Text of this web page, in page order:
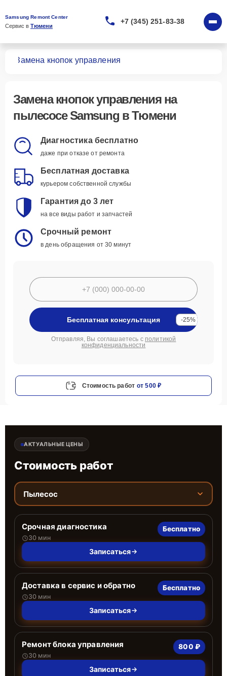
Samsung Remont Center
Сервис в Тюмени
+7 (345) 251-83-38
Замена кнопок управления
Замена кнопок управленияна
пылесосе Samsung в Тюмени
Диагностика бесплатно
даже при отказе от ремонта
Бесплатная доставка
курьером собственной службы
Гарантия до 3 лет
на все виды работ и запчастей
Срочный ремонт
в день обращения от 30 минут
Бесплатная консультация -25%
Отправляя, Вы соглашаетесь с политикой
конфиденциальности
Стоимость работ от 500 ₽
АКТУАЛЬНЫЕ ЦЕНЫ
Стоимость работ
Пылесос
Срочная диагностика
30 мин
Бесплатно
Записаться
Доставка в сервис и обратно
30 мин
Бесплатно
Записаться
Ремонт блока управления
30 мин
800 ₽
Записаться